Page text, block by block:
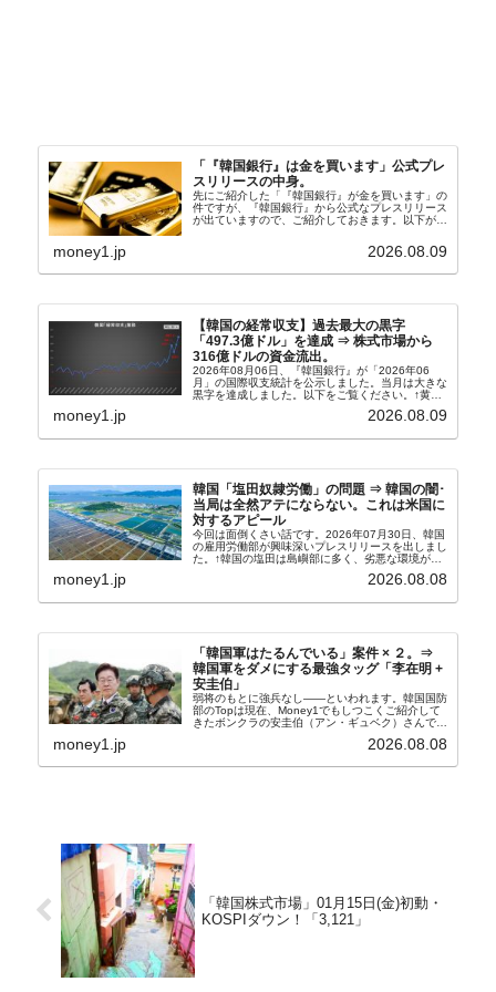
「『韓国銀行』は金を買います」公式プレ
スリリースの中身。
先にご紹介した「『韓国銀行』が金を買います」の
件ですが、『韓国銀行』から公式なプレスリリース
が出ていますので、ご紹介しておきます。以下が全
れ協力体制を構築□『韓国銀行』は、国内生産金の
money1.jp 2026.08.09
【韓国の経常収支】過去最大の黒字
「497.3億ドル」を達成 ⇒ 株式市場から
316億ドルの資金流出。
2026年08月06日、『韓国銀行』が「2026年06
月」の国際収支統計を公示しました。当月は大きな
黒字を達成しました。以下をご覧ください。↑黄色
の経常収支です。2026年06月貿易収支：4...
money1.jp 2026.08.09
韓国「塩田奴隷労働」の問題 ⇒ 韓国の闇･
当局は全然アテにならない。これは米国に
対するアピール
今回は面倒くさい話です。2026年07月30日、韓国
の雇用労働部が興味深いプレスリリースを出しまし
た。↑韓国の塩田は島嶼部に多く、劣悪な環境が一
たといわれます（後述）。これは、いわゆる「塩田
money1.jp 2026.08.08
「韓国軍はたるんでいる」案件 × ２。⇒
韓国軍をダメにする最強タッグ「李在明 +
安圭伯」
弱将のもとに強兵なし――といわれます。韓国国防
部のTopは現在、Money1でもしつこくご紹介して
きたボンクラの安圭伯（アン・ギュベク）さんで
さんと「韓国初の文官上がり」の国防部長官安圭伯
money1.jp 2026.08.08
「韓国株式市場」01月15日(金)初動・
KOSPIダウン！「3,121」